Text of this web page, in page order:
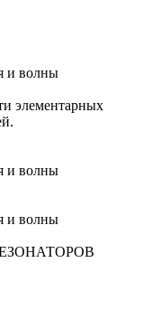
и волны
элементарных
и волны
и волны